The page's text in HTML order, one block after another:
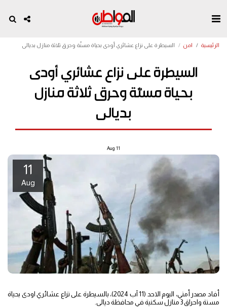
الرئيسية امن السيطرة على نزاع عشائري أودى بحياة مسنّة وحرق ثلاثة منازل بديالى
السيطرة على نزاع عشائري أودى
بحياة مسنّة وحرق ثلاثة منازل
بديالى
11
Aug
11
Aug
أفاد مصدر أمني، اليوم الاحد (11 آب 2024)، بالسيطرة على نزاع عشائري اودى بحياة
مسنة واحراق 3 منازل سكنية في محافظة ديالى.